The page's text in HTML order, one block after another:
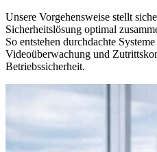
Unsere Vorgehensweise stellt
Sicherheitslösung optimal
So entstehen durchdachte
Videoüberwachung und
Betriebssicherheit.